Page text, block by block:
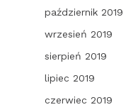
październik 2019
wrzesień 2019
sierpień 2019
lipiec 2019
czerwiec 2019